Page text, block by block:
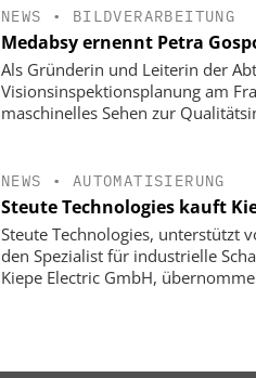
NEWS • BILDVERARBEITUNG
Medabsy ernennt Petra
Als Gründerin und Leiterin der
Visionsinspektionsplanung am
maschinelles Sehen zur
NEWS • AUTOMATISIERUNG
Steute Technologies kauft
Steute Technologies, unterstützt
den Spezialist für industrielle
Kiepe Electric GmbH,